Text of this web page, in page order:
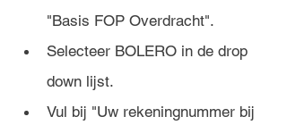
"Basis FOP Overdracht".
Selecteer BOLERO in de drop
down lijst.
Vul bij "Uw rekeningnummer bij